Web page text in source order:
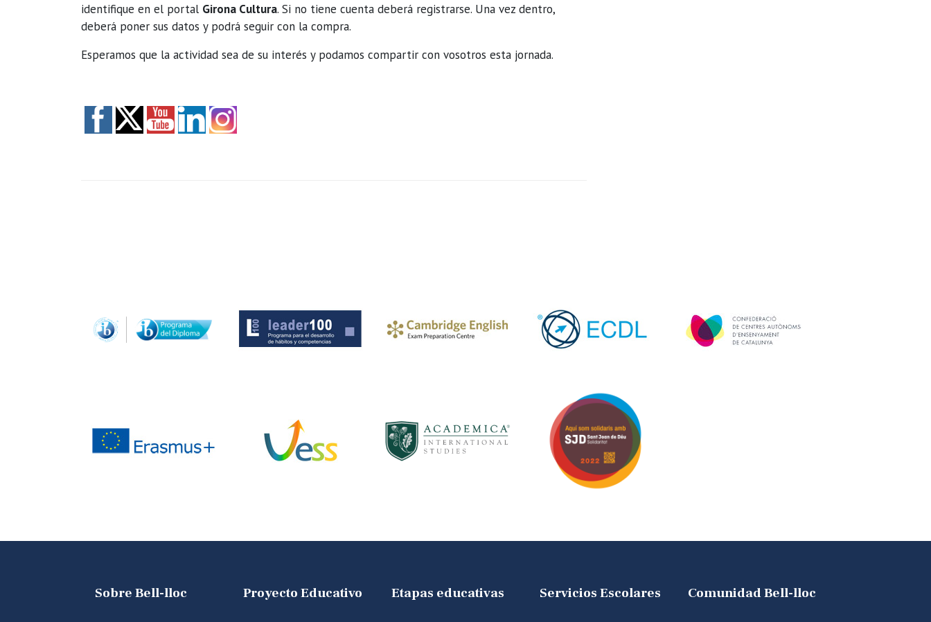
identifique en el portal Girona Cultura. Si no tiene cuenta deberá registrarse. Una vez dentro,
deberá poner sus datos y podrá seguir con la compra.
Esperamos que la actividad sea de su interés y podamos compartir con vosotros esta jornada.
Sobre Bell-lloc Proyecto Educativo Etapas educativas Servicios Escolares Comunidad Bell-lloc